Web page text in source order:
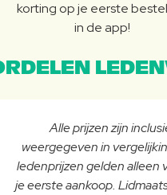
korting op je eerste
in de app!
Alle prijzen zijn
weergegeven in
ledenprijzen gelden alleen
je eerste aankoop.